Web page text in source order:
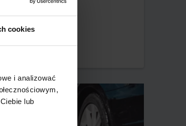
cookies
i analizować
lub